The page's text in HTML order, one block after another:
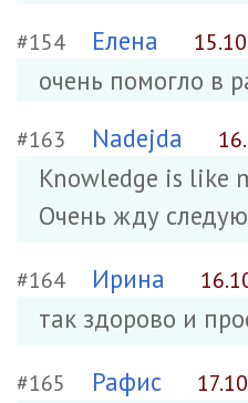
#154 Елена
очень помогло в
#163 Nadejda
Knowledge is like
Очень жду
#164 Ирина
так здорово и
#165 Рафис